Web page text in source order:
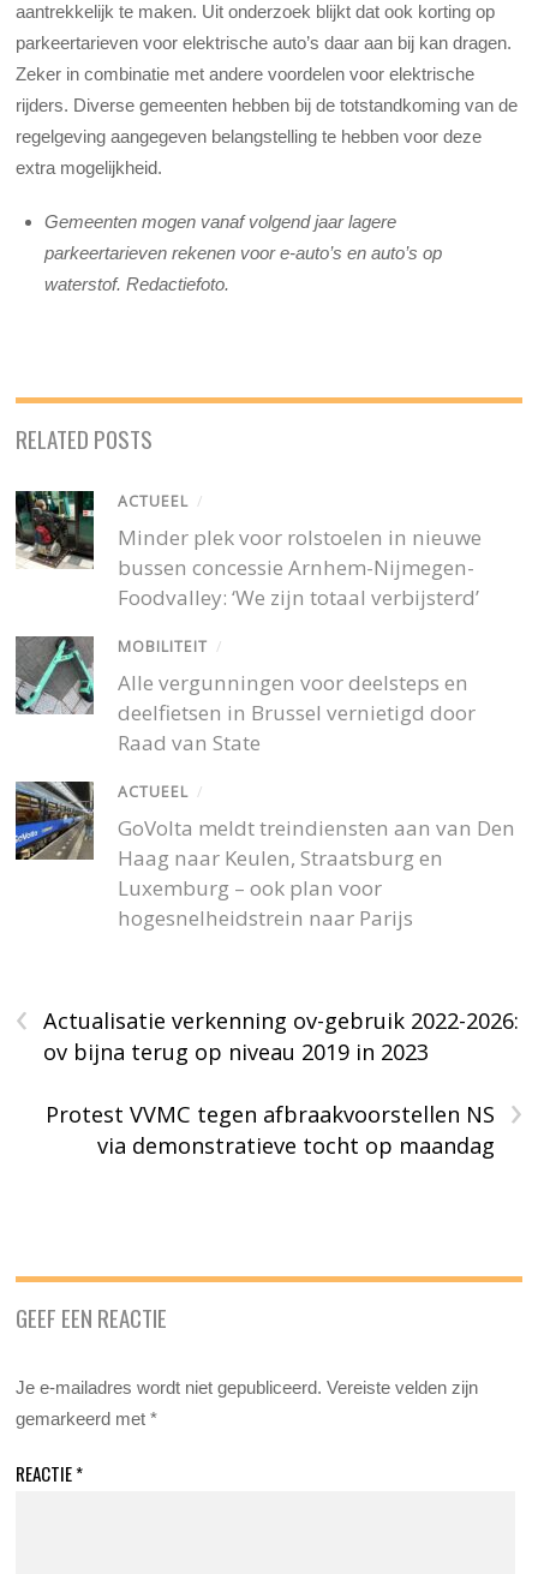
aantrekkelijk te maken. Uit onderzoek blijkt dat ook korting op
parkeertarieven voor elektrische auto’s daar aan bij kan dragen.
Zeker in combinatie met andere voordelen voor elektrische
rijders. Diverse gemeenten hebben bij de totstandkoming van de
regelgeving aangegeven belangstelling te hebben voor deze
extra mogelijkheid.
Gemeenten mogen vanaf volgend jaar lagere
parkeertarieven rekenen voor e-auto’s en auto’s op
waterstof. Redactiefoto.
RELATED POSTS
ACTUEEL /
Minder plek voor rolstoelen in nieuwe
bussen concessie Arnhem-Nijmegen-
Foodvalley: ‘We zijn totaal verbijsterd’
MOBILITEIT /
Alle vergunningen voor deelsteps en
deelfietsen in Brussel vernietigd door
Raad van State
ACTUEEL /
GoVolta meldt treindiensten aan van Den
Haag naar Keulen, Straatsburg en
Luxemburg – ook plan voor
hogesnelheidstrein naar Parijs
‹
Actualisatie verkenning ov-gebruik 2022-2026:
ov bijna terug op niveau 2019 in 2023
›
Protest VVMC tegen afbraakvoorstellen NS
via demonstratieve tocht op maandag
GEEF EEN REACTIE
Je e-mailadres wordt niet gepubliceerd. Vereiste velden zijn
gemarkeerd met*
REACTIE*